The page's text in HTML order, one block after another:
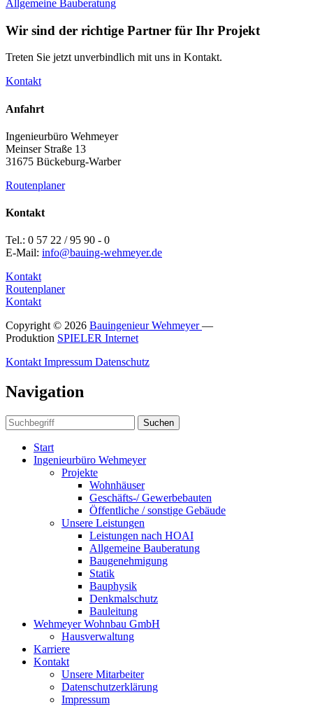
Allgemeine Bauberatung
Wir sind der richtige Partner für Ihr Projekt
Treten Sie jetzt unverbindlich mit uns in Kontakt.
Kontakt
Anfahrt
Ingenieurbüro Wehmeyer
Meinser Straße 13
31675 Bückeburg-Warber
Routenplaner
Kontakt
Tel.: 0 57 22 / 95 90 - 0
E-Mail: info@bauing-wehmeyer.de
Kontakt
Routenplaner
Kontakt
Copyright © 2026 Bauingenieur Wehmeyer—
Produktion SPIELER Internet
Kontakt Impressum Datenschutz
Navigation
Suchen
Start
Ingenieurbüro Wehmeyer
Projekte
Wohnhäuser
Geschäfts-/ Gewerbebauten
Öffentliche / sonstige Gebäude
Unsere Leistungen
Leistungen nach HOAI
Allgemeine Bauberatung
Baugenehmigung
Statik
Bauphysik
Denkmalschutz
Bauleitung
Wehmeyer Wohnbau GmbH
Hausverwaltung
Karriere
Kontakt
Unsere Mitarbeiter
Datenschutzerklärung
Impressum